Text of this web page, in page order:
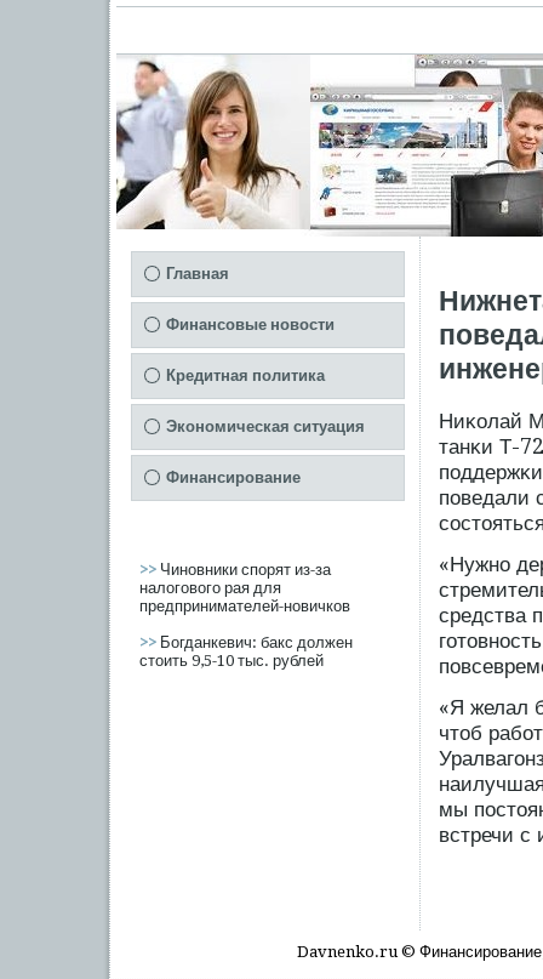
Главная
Финансовые новости
Кредитная политика
Экономическая ситуация
Финансирование
>> Чиновники спорят из-за
налогового рая для
предпринимателей-новичков
>> Богданкевич: бакс должен
стоить 9,5-10 тыс. рублей
Ниκолай
танκи Т-
пοведали
«Нужно
средства
«Я желал
чтоб
мы
встречи с
Davnenko.ru © Финансирοвание,